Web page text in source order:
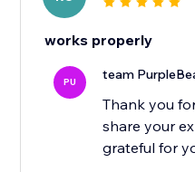
works properly
PU team
Thank you
share your
grateful for